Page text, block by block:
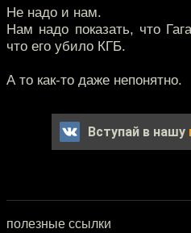
Не надо и нам.
Нам надо показать, что
что его убило КГБ.
А то как-то даже непонятно.
Вступай в нашу
полезные ссылки